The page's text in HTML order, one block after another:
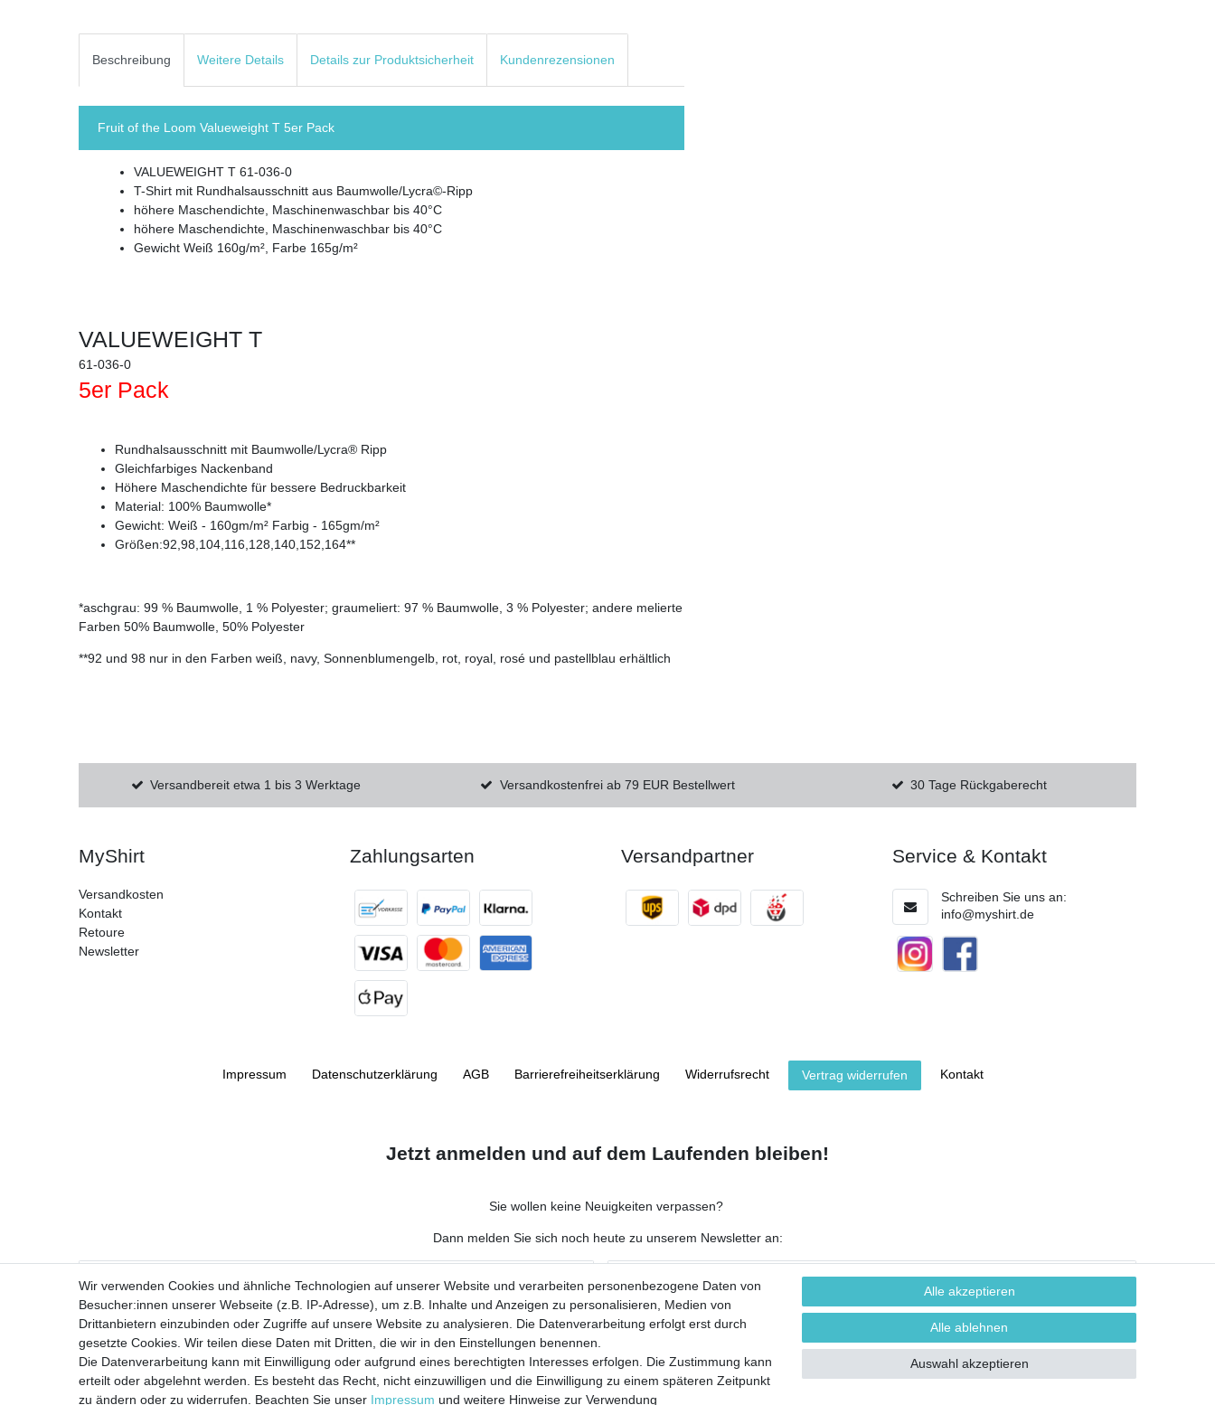
Beschreibung Weitere Details Details zur Produktsicherheit Kundenrezensionen
Fruit of the Loom Valueweight T 5er Pack
VALUEWEIGHT T 61-036-0
T-Shirt mit Rundhalsausschnitt aus Baumwolle/Lycra©-Ripp
höhere Maschendichte, Maschinenwaschbar bis 40°C
höhere Maschendichte, Maschinenwaschbar bis 40°C
Gewicht Weiß 160g/m², Farbe 165g/m²
VALUEWEIGHT T
61-036-0
5er Pack
Rundhalsausschnitt mit Baumwolle/Lycra® Ripp
Gleichfarbiges Nackenband
Höhere Maschendichte für bessere Bedruckbarkeit
Material: 100% Baumwolle*
Gewicht: Weiß - 160gm/m² Farbig - 165gm/m²
Größen:92,98,104,116,128,140,152,164**
*aschgrau: 99 % Baumwolle, 1 % Polyester; graumeliert: 97 % Baumwolle, 3 % Polyester; andere melierte
Farben 50% Baumwolle, 50% Polyester
**92 und 98 nur in den Farben weiß, navy, Sonnenblumengelb, rot, royal, rosé und pastellblau erhältlich
Versandbereit etwa 1 bis 3 Werktage Versandkostenfrei ab 79 EUR Bestellwert 30 Tage Rückgaberecht
MyShirt
Versandkosten
Kontakt
Retoure
Newsletter
Zahlungsarten Versandpartner Service & Kontakt
Schreiben Sie uns an:
info@myshirt.de
Impressum Daten­schutz­erklärung AGB Barrierefreiheitserklärung Widerrufs­recht Vertrag widerrufen Kontakt
Jetzt anmelden und auf dem Laufenden bleiben!
Sie wollen keine Neuigkeiten verpassen?
Dann melden Sie sich noch heute zu unserem Newsletter an:
E-MAIL **
Newsletter
Honig
Ich stimme zu, dass meine personenbezogenen Daten genutzt werden, um werbliche E-Mails zu erhalten, und weiß, dass ich dies jederzeit widerrufen kann.**
Wir verwenden Cookies und ähnliche Technologien auf unserer Website und verarbeiten personenbezogene Daten von
Besucher:innen unserer Webseite (z.B. IP-Adresse), um z.B. Inhalte und Anzeigen zu personalisieren, Medien von
Drittanbietern einzubinden oder Zugriffe auf unsere Website zu analysieren. Die Datenverarbeitung erfolgt erst durch
gesetzte Cookies. Wir teilen diese Daten mit Dritten, die wir in den Einstellungen benennen.
Die Datenverarbeitung kann mit Einwilligung oder aufgrund eines berechtigten Interesses erfolgen. Die Zustimmung kann
erteilt oder abgelehnt werden. Es besteht das Recht, nicht einzuwilligen und die Einwilligung zu einem späteren Zeitpunkt
zu ändern oder zu widerrufen. Beachten Sie unser Impressum und weitere Hinweise zur Verwendung
Alle akzeptieren
Alle ablehnen
Auswahl akzeptieren